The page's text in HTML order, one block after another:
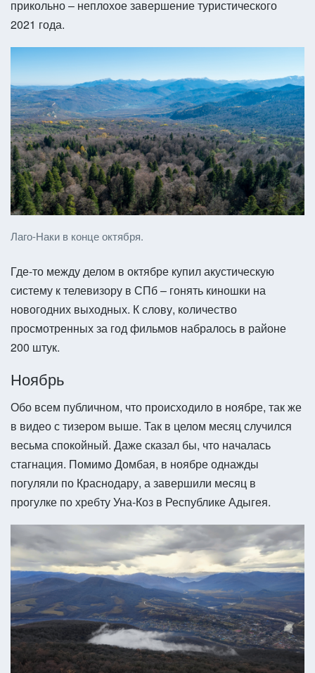
прикольно – неплохое завершение туристического
2021 года.
Лаго-Наки в конце октября.
Где-то между делом в октябре купил акустическую
систему к телевизору в СПб – гонять киношки на
новогодних выходных. К слову, количество
просмотренных за год фильмов набралось в районе
200 штук.
Ноябрь
Обо всем публичном, что происходило в ноябре, так же
в видео с тизером выше. Так в целом месяц случился
весьма спокойный. Даже сказал бы, что началась
стагнация. Помимо Домбая, в ноябре однажды
погуляли по Краснодару, а завершили месяц в
прогулке по хребту Уна-Коз в Республике Адыгея.